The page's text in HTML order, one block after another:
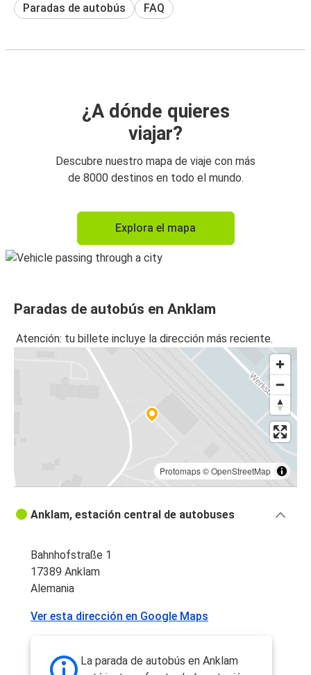
Paradas de autobús FAQ
¿A dónde quieres
viajar?
Descubre nuestro mapa de viaje con más
de 8000 destinos en todo el mundo.
Explora el mapa
Paradas de autobús en Anklam
Atención: tu billete incluye la dirección más reciente.
Protomaps©OpenStreetMap
Anklam, estación central de autobuses
Bahnhofstraße 1
17389 Anklam
Alemania
Ver esta dirección en Google Maps
La parada de autobús en Anklam